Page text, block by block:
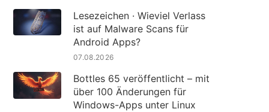
Lesezeichen · Wieviel Verlass
ist auf Malware Scans für
Android Apps?
07.08.2026
Bottles 65 veröffentlicht – mit
über 100 Änderungen für
Windows-Apps unter Linux